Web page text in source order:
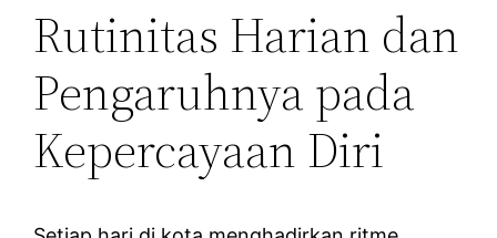
Rutinitas Harian dan
Pengaruhnya pada
Kepercayaan Diri